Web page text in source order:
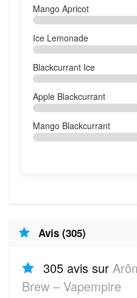
Mango Apricot
Ice Lemonade
Blackcurrant Ice
Apple Blackcurrant
Mango Blackcurrant
Avis (305)
305 avis sur
Brew – Vapempire